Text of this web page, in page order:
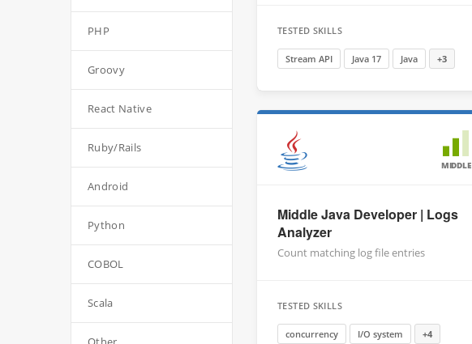
TESTED SKILLS
Stream API Java 17 Java +3
MIDDLE
Middle Java Developer | Logs
Analyzer
Count matching log file entries
TESTED SKILLS
concurrency I/O system +4
PHP
Groovy
React Native
Ruby/Rails
Android
Python
COBOL
Scala